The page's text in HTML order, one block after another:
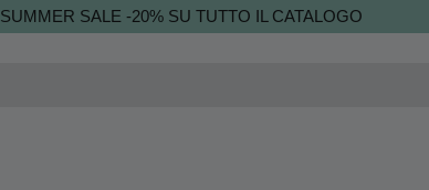
SUMMER SALE -20% SU TUTTO IL CATALOGO